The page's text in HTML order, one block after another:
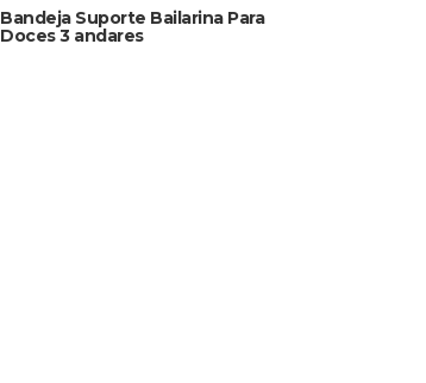
Bandeja Suporte Bailarina Para
Doces 3 andares